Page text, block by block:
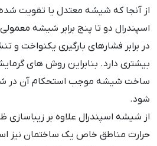
از آنجا که شیشه معتدل یا تقویت
اسپندرال دو تا پنج برابر شیشه
در برابر فشارهای بارگیری یکنواخت
بیشتری دارد. بنابراین روش های
ساخت شیشه موجب استحکام آن در
شود.
از شیشه اسپندرال علاوه بر زیباسازی
حرارت مناطق خاص یک ساختمان نیز